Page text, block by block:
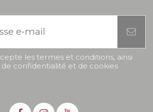
les termes et conditions, ainsi
confidentialité et de cookies